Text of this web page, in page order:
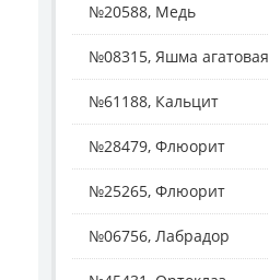
№20588, Медь
№08315, Яшма агатовая
№61188, Кальцит
№28479, Флюорит
№25265, Флюорит
№06756, Лабрадор